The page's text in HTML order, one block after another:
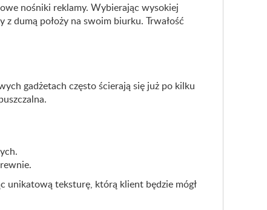
nośniki reklamy. Wybierając wysokiej
dumą położy na swoim biurku. Trwałość
gadżetach często ścierają się już po kilku
unikatową teksturę, którą klient będzie mógł